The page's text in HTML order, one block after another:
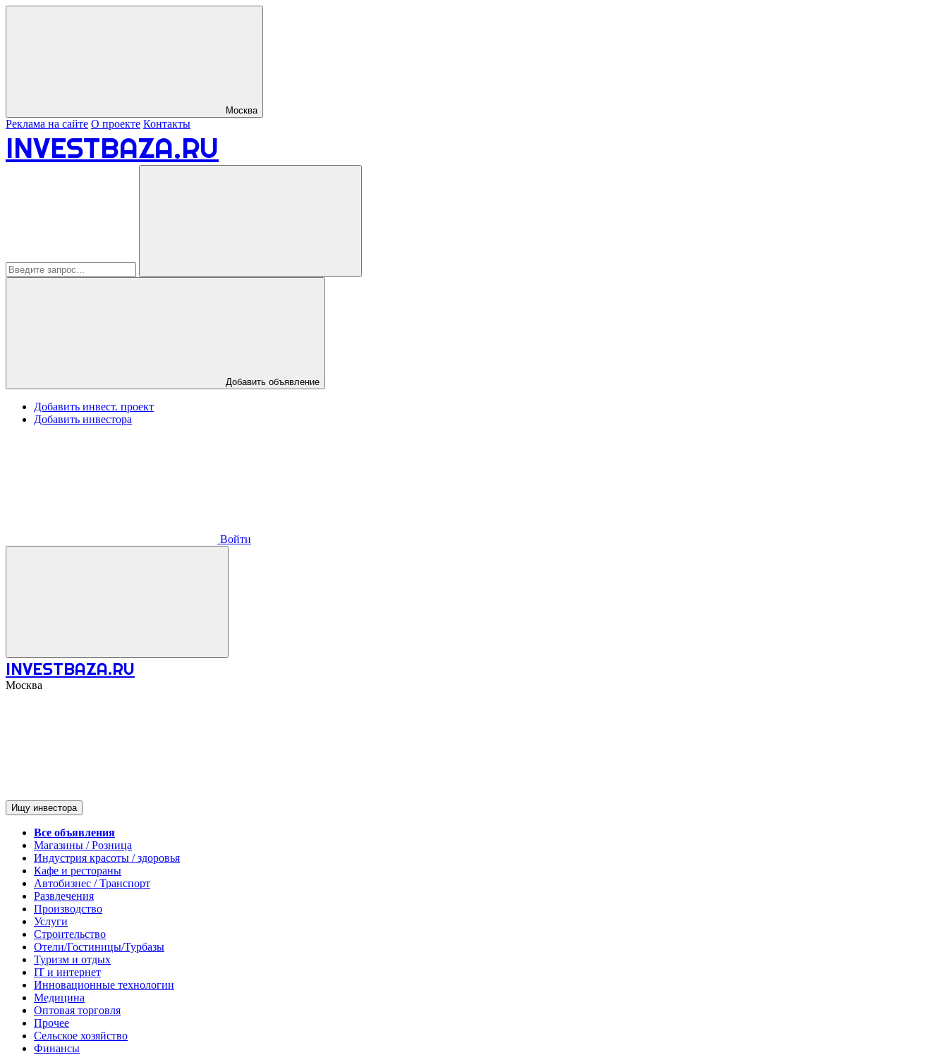
Москва
Реклама на сайте О проекте Контакты
INVESTBAZA.RU
Добавить объявление
Добавить инвест. проект
Добавить инвестора
Войти
INVESTBAZA.RU
Москва
Ищу инвестора
Все объявления
Магазины / Розница
Индустрия красоты / здоровья
Кафе и рестораны
Автобизнес / Транспорт
Развлечения
Производство
Услуги
Строительство
Отели/Гостиницы/Турбазы
Туризм и отдых
IT и интернет
Инновационные технологии
Медицина
Оптовая торговля
Прочее
Сельское хозяйство
Финансы